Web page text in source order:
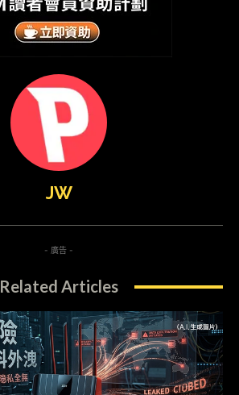
JW
- 廣告 -
Related Articles